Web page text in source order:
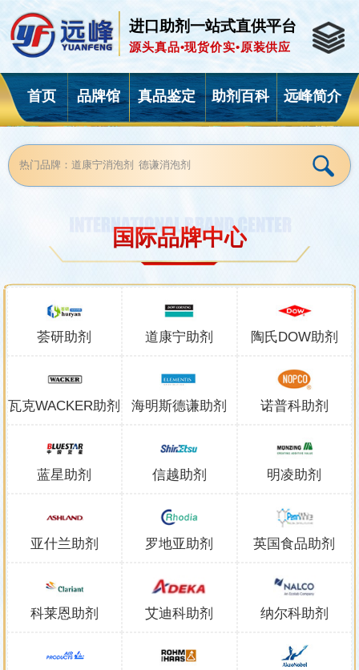
进口助剂一站式直供平台
源头真品•现货价实•原装供应
首页 品牌馆 真品鉴定 助剂百科 远峰简介
国际品牌中心
荟研助剂 道康宁助剂 陶氏DOW助剂
瓦克WACKER助剂 海明斯德谦助剂 诺普科助剂
蓝星助剂 信越助剂 明凌助剂
亚什兰助剂 罗地亚助剂 英国食品助剂
科莱恩助剂 艾迪科助剂 纳尔科助剂